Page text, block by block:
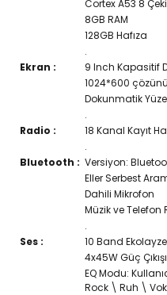
Cortex A53 8
8GB RAM
128GB Hafıza
.
Ekran :
9 Inch Kapasitif
1024*600
Dokunmatik
.
Radio :
18 Kanal Kayıt
.
Bluetooth : Versiyon:
Eller Serbest
Dahili Mikrofon
Müzik ve Telefon
.
Ses :
10 Band
4x45W Güç Çıkışı
EQ Modu:
Rock \ Ruh \